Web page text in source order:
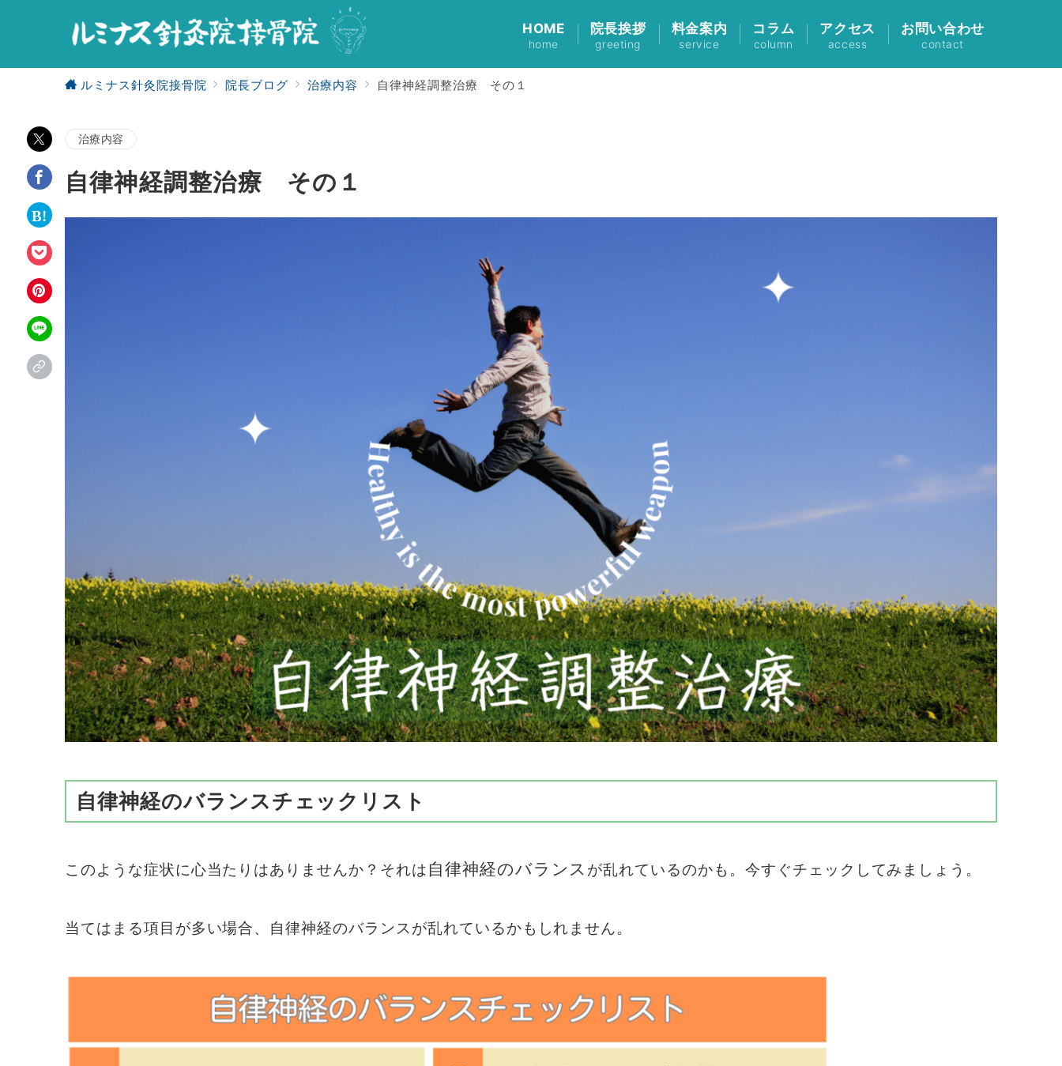
HOME
home
院長挨拶
greeting
料金案内
service
コラム
column
アクセス
access
お問い合わせ
contact
ルミナス針灸院接骨院 院長ブログ 治療内容 自律神経調整治療 その１
治療内容
自律神経調整治療 その１
自律神経のバランスチェックリスト
このような症状に心当たりはありませんか？それは 自律神経のバランス が乱れているのかも。今すぐチェックしてみましょう。
当てはまる項目が多い場合、自律神経のバランスが乱れているかもしれません。